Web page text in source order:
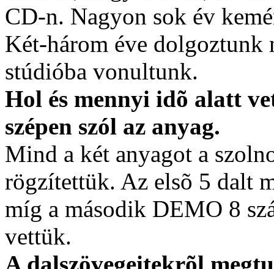
CD-n. Nagyon sok év
Két-három éve
stúdióba vonultunk.
Hol és mennyi idõ alatt
szépen szól az anyag.
Mind a két anyagot a
rögzítettük. Az elsõ 5 dalt
míg a második DEMO 8
vettük.
A dalszövegeitekrõl